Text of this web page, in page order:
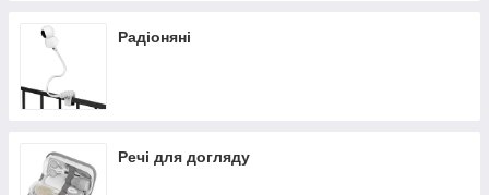
Радіоняні
Речі для догляду